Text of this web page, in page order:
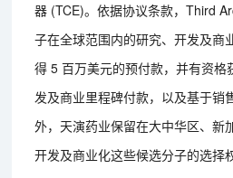
器 (TCE)。依据协议条款，Third
子在全球范围内的研究、开发及商
得 5 百万美元的预付款，并有资
发及商业里程碑付款，以及基于销
外，天演药业保留在大中华区、新
开发及商业化这些候选分子的选择权